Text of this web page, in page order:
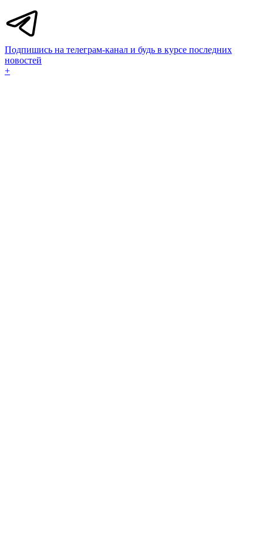
Подпишись на телеграм-канал и будь в курсе последних
новостей
+